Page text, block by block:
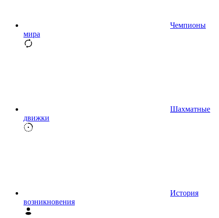
Чемпионы
мира
Шахматные
движки
История
возникновения